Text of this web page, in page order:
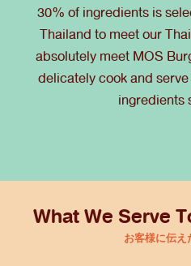
30% of ingredients is
Thailand to meet our
absolutely meet MOS
delicately cook and
ingredients
What We Serve
お客様に伝え